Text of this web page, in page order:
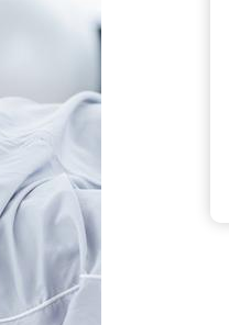
Le Viagra pourrait-il
freiner la propagation du
cancer ?
Pourquoi manger moins
de protéines pourrait
finalement être bénéfique